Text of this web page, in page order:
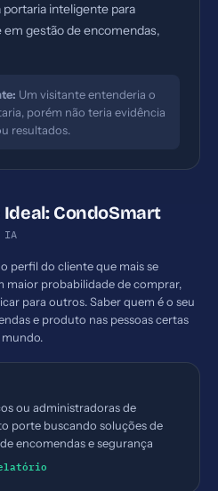
inteligente para
gestão de encomendas,
Um visitante entenderia o
porém não teria evidência
resultados.
CondoSmart
IA
perfil do cliente que mais se
maior probabilidade de comprar,
para outros. Saber quem é o seu
e produto nas pessoas certas
ou administradoras de
porte buscando soluções de
encomendas e segurança